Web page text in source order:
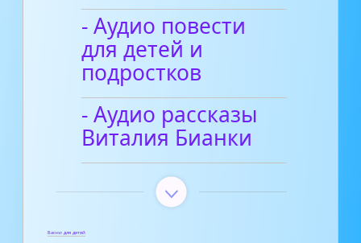
- Аудио повести
для детей и
подростков
- Аудио рассказы
Виталия Бианки
Басни для детей